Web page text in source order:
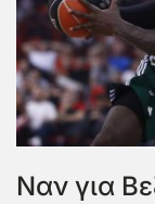
Ναν για